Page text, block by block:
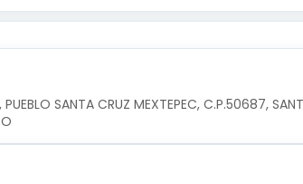
PUEBLO SANTA CRUZ MEXTEPEC, C.P.50687,